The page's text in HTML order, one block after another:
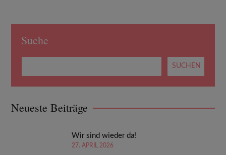
Suche
Neueste Beiträge
Wir sind wieder da!
27. APRIL 2026